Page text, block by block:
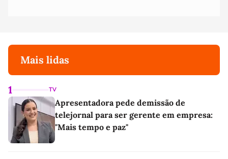
Mais lidas
1 TV
Apresentadora pede demissão de
telejornal para ser gerente em empresa:
"Mais tempo e paz"